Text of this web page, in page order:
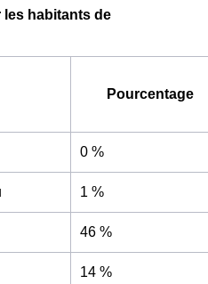
habitants de
Pourcentage
0 %
1 %
46 %
14 %